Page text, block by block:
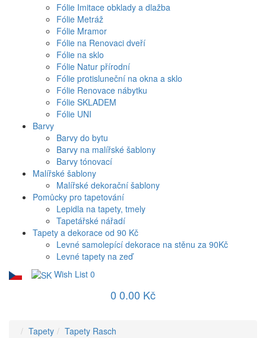
Fólie Imitace obklady a dlažba
Fólie Metráž
Fólie Mramor
Fólie na Renovaci dveří
Fólie na sklo
Fólie Natur přírodní
Fólie protisluneční na okna a sklo
Fólie Renovace nábytku
Fólie SKLADEM
Fólie UNI
Barvy
Barvy do bytu
Barvy na malířské šablony
Barvy tónovací
Malířské šablony
Malířské dekorační šablony
Pomůcky pro tapetování
Lepidla na tapety, tmely
Tapetářské nářadí
Tapety a dekorace od 90 Kč
Levné samolepící dekorace na stěnu za 90Kč
Levné tapety na zeď
Wish List 0
0 0.00 Kč
Tapety Tapety Rasch